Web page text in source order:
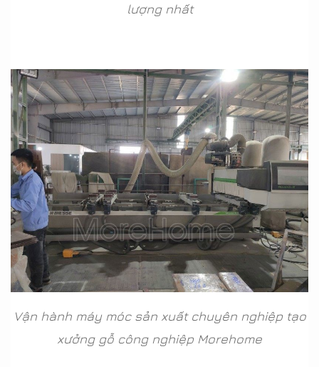
lượng nhất
Vận hành máy móc sản xuất chuyên nghiệp tạo
xưởng gỗ công nghiệp Morehome